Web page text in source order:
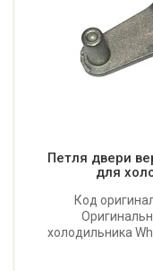
Петля двери
для
Код
холодильника